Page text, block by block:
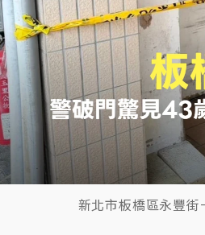
新北市板橋區永豐